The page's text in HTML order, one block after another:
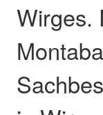
Wirges.